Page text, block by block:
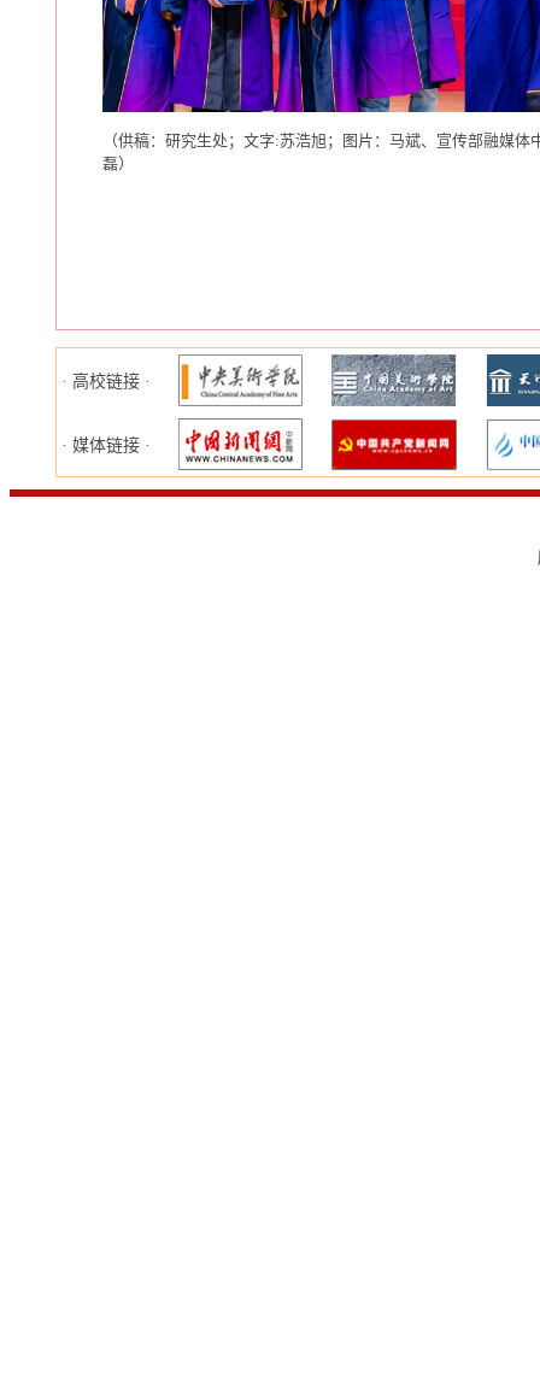
（供稿：研究生处；文字:苏浩旭；图片：马斌、宣传部融媒
磊）
· 高校链接 ·
· 媒体链接 ·